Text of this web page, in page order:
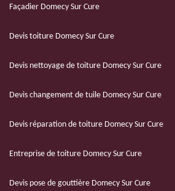
Façadier Domecy Sur Cure
Devis toiture Domecy Sur Cure
Devis nettoyage de toiture Domecy Sur Cure
Devis changement de tuile Domecy Sur Cure
Devis réparation de toiture Domecy Sur Cure
Entreprise de toiture Domecy Sur Cure
Devis pose de gouttière Domecy Sur Cure